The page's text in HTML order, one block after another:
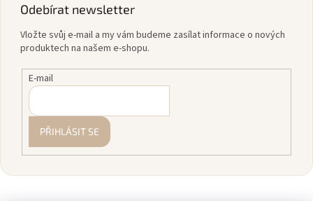
Odebírat newsletter
Vložte svůj e-mail a my vám budeme zasílat informace o nových
produktech na našem e-shopu.
E-mail
PŘIHLÁSIT SE